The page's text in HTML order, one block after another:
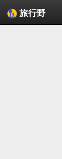
旅行野